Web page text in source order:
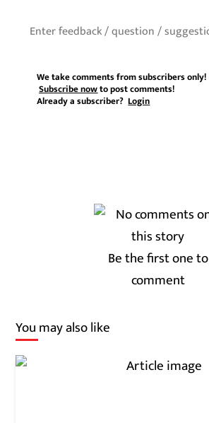
We take comments from subscribers only!
Subscribe nowto post comments!
Already a subscriber?Login
Be the first one to
comment
You may also like